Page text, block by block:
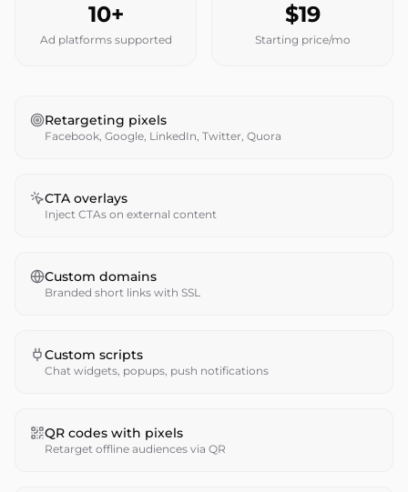
10+
Ad platforms supported
$19
Starting price/mo
Retargeting pixels
Facebook, Google, LinkedIn, Twitter, Quora
CTA overlays
Inject CTAs on external content
Custom domains
Branded short links with SSL
Custom scripts
Chat widgets, popups, push notifications
QR codes with pixels
Retarget offline audiences via QR